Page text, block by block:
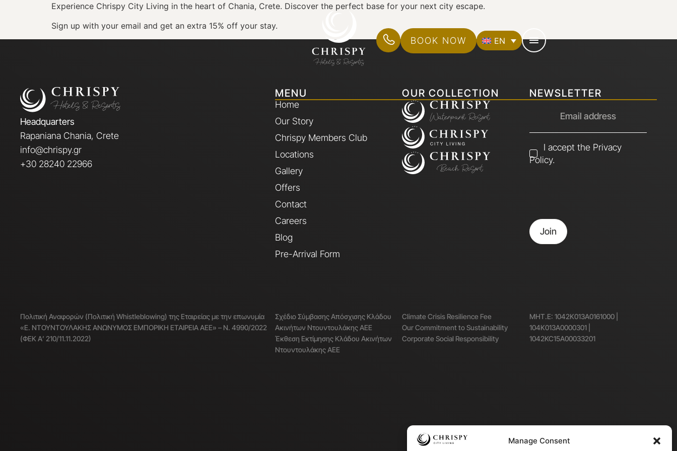
Manage Consent
BOOK NOW EN
Experience Chrispy City Living in the heart of Chania, Crete. Discover the perfect base for your next city escape.
Sign up with your email and get an extra 15% off your stay.
Headquarters
Rapaniana Chania, Crete
info@chrispy.gr
+30 28240 22966
MENU
Home
Our Story
Chrispy Members Club
Locations
Gallery
Offers
Contact
Careers
Blog
Pre-Arrival Form
OUR COLLECTION NEWSLETTER
I accept the Privacy
Policy.
Join
Πολιτική Αναφορών (Πολιτική Whistleblowing) της Εταιρείας με την επωνυμία
«Ε. ΝΤΟΥΝΤΟΥΛΑΚΗΣ ΑΝΩΝΥΜΟΣ ΕΜΠΟΡΙΚΗ ΕΤΑΙΡΕΙΑ ΑΕΕ» – Ν. 4990/2022
(ΦΕΚ Α’ 210/11.11.2022)
Σχέδιο Σύμβασης Απόσχισης Κλάδου
Ακινήτων Ντουντουλάκης ΑΕΕ
Έκθεση Εκτίμησης Κλάδου Ακινήτων
Ντουντουλάκης ΑΕΕ
Climate Crisis Resilience Fee
Our Commitment to Sustainability
Corporate Social Responsibility
MHT.E: 1042K013A0161000 |
104K013A0000301 |
1042KC15A00033201